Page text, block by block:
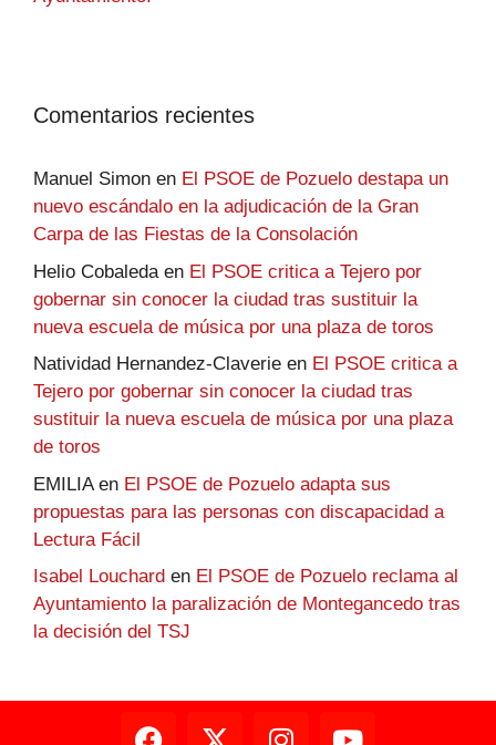
Comentarios recientes
Manuel Simon en El PSOE de Pozuelo destapa un
nuevo escándalo en la adjudicación de la Gran
Carpa de las Fiestas de la Consolación
Helio Cobaleda en El PSOE critica a Tejero por
gobernar sin conocer la ciudad tras sustituir la
nueva escuela de música por una plaza de toros
Natividad Hernandez-Claverie en El PSOE critica a
Tejero por gobernar sin conocer la ciudad tras
sustituir la nueva escuela de música por una plaza
de toros
EMILIAen El PSOE de Pozuelo adapta sus
propuestas para las personas con discapacidad a
Lectura Fácil
Isabel Louchard en El PSOE de Pozuelo reclama al
Ayuntamiento la paralización de Montegancedo tras
la decisión del TSJ